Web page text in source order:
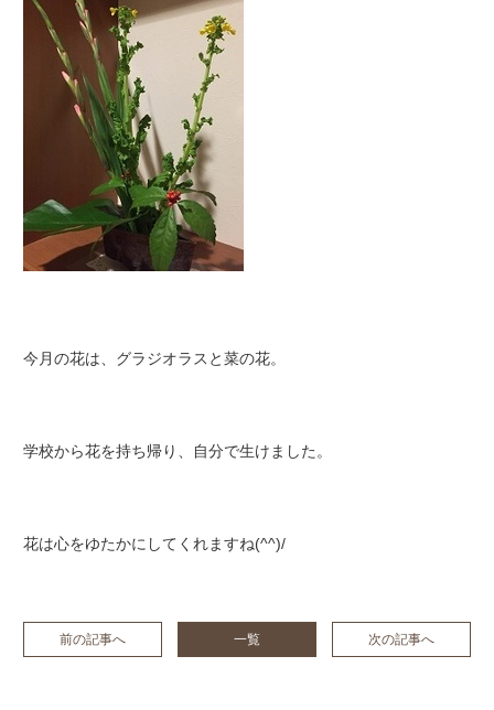
今月の花は、グラジオラスと菜の花。
学校から花を持ち帰り、自分で生けました。
花は心をゆたかにしてくれますね(^^)/
前の記事へ 一覧 次の記事へ